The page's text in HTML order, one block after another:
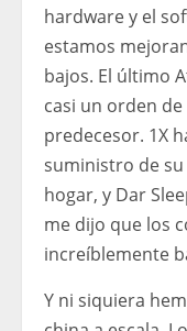
hardware y el
estamos
bajos. El último
casi un orden
predecesor. 1X
suministro de
hogar, y Dar
me dijo que los
increíblemente
Y ni siquiera